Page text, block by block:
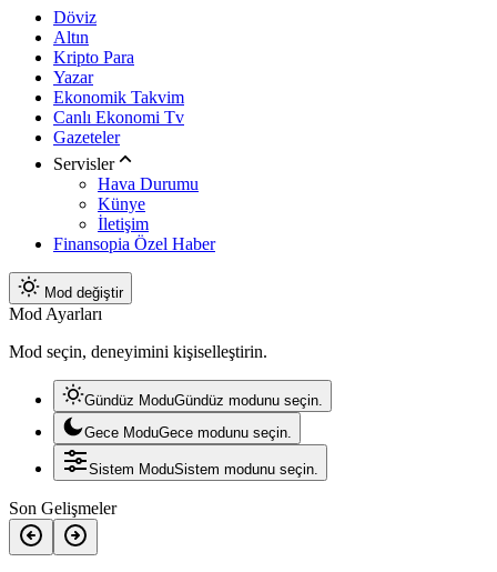
Döviz
Altın
Kripto Para
Yazar
Ekonomik Takvim
Canlı Ekonomi Tv
Gazeteler
Servisler
Hava Durumu
Künye
İletişim
Finansopia Özel Haber
Mod değiştir
Mod Ayarları
Mod seçin, deneyimini kişiselleştirin.
Gündüz ModuGündüz modunu seçin.
Gece ModuGece modunu seçin.
Sistem ModuSistem modunu seçin.
Son Gelişmeler